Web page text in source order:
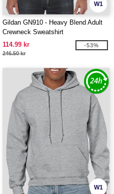
W1
Gildan GN910 - Heavy Blend Adult
Crewneck Sweatshirt
114.99 kr
246.50 kr
-53%
W1